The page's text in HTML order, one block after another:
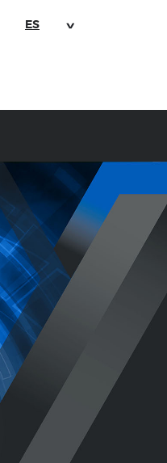
ES